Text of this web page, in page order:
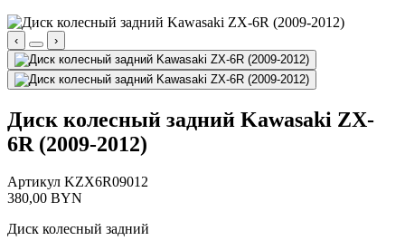
‹ ›
Диск колесный задний Kawasaki ZX-
6R (2009-2012)
Артикул KZX6R09012
380,00 BYN
Диск колесный задний